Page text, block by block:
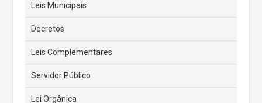
Leis Municipais
Decretos
Leis Complementares
Servidor Público
Lei Orgânica